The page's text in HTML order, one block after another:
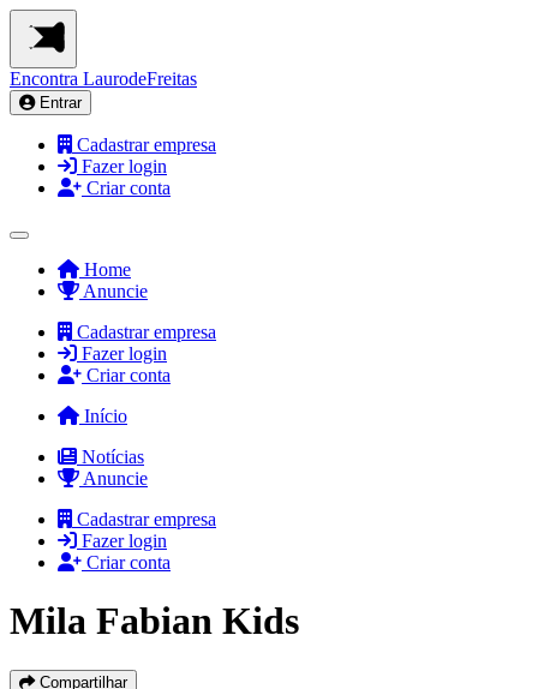
Encontra LaurodeFreitas
Entrar
Cadastrar empresa
Fazer login
Criar conta
Home
Anuncie
Cadastrar empresa
Fazer login
Criar conta
Início
Notícias
Anuncie
Cadastrar empresa
Fazer login
Criar conta
Mila Fabian Kids
Compartilhar